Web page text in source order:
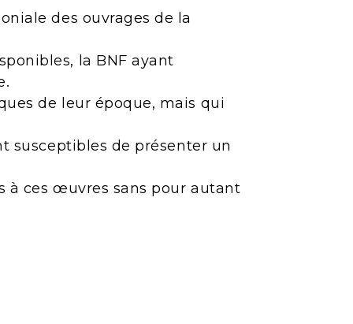
des ouvrages de la
la BNF ayant
de leur époque, mais qui
susceptibles de présenter un
à ces œuvres sans pour autant